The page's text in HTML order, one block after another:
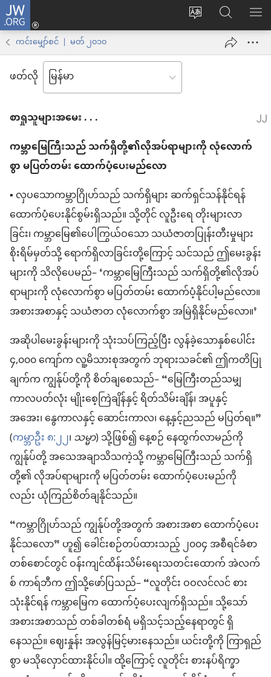
JW.ORG
ဝ
ပြောင်း
ပါ
Log
in
အသစ်
ဖွ
ပါ
JW.ORG
ရှာ
ကင်းမျှော်စင် | မတ် ၂၀၁၀
ဖတ်လို
စာရှုသူများအမေး . . .
ကမ္ဘာမြေကြီးသည် သက်ရှိတို့၏လိုအပ်ရာများကို လုံလောက်
စွာ မပြတ်တမ်း ထောက်ပံ့ပေးမည်လော
▪ လှပသောကမ္ဘာဂြိုဟ်သည် သက်ရှိများ ဆက်ရှင်သန်နိုင်ရန်
ထောက်ပံ့ပေးနိုင်စွမ်းရှိသည်။ သို့တိုင် လူဦးရေ တိုးများလာ
ခြင်း၊ ကမ္ဘာမြေ၏ပေါကြွယ်ဝသော သယံဇာတပြုန်းတီးမှုများ
စိုးရိမ်မှတ်သို့ ရောက်ရှိလာခြင်းတို့ကြောင့် သင်သည် ဤမေးခွန်း
များကို သိလိုပေမည်– ‘ကမ္ဘာမြေကြီးသည် သက်ရှိတို့၏လိုအပ်
ရာများကို လုံလောက်စွာ မပြတ်တမ်း ထောက်ပံ့နိုင်ပါ့မည်လော။
အစားအစာနှင့် သယံဇာတ လုံလောက်စွာ အမြဲရှိနိုင်မည်လော။’
အဆိုပါမေးခွန်းများကို သုံးသပ်ကြည့်ပြီး လွန်ခဲ့သောနှစ်ပေါင်း
၄,၀၀၀ ကျော်က လူ့မိသားစုအတွက် ဘုရားသခင်၏ ဤကတိပြု
ချက်က ကျွန်ုပ်တို့ကို စိတ်ချစေသည်– “မြေကြီးတည်သမျှ
ကာလပတ်လုံး မျိုးစေ့ကြဲချိန်နှင့် ရိတ်သိမ်းချိန်၊ အပူနှင့်
အအေး၊ နွေကာလနှင့် ဆောင်းကာလ၊ နေ့နှင့်ညသည် မပြတ်ရ။”
(ကမ္ဘာဦး ၈:၂၂၊သမ္မာ) သို့ဖြစ်၍ နေ့စဉ် နေထွက်လာမည်ကို
ကျွန်ုပ်တို့ အသေအချာသိသကဲ့သို့ ကမ္ဘာမြေကြီးသည် သက်ရှိ
တို့၏ လိုအပ်ရာများကို မပြတ်တမ်း ထောက်ပံ့ပေးမည်ကို
လည်း ယုံကြည်စိတ်ချနိုင်သည်။
“ကမ္ဘာဂြိုဟ်သည် ကျွန်ုပ်တို့အတွက် အစားအစာ ထောက်ပံ့ပေး
နိုင်သလော” ဟူ၍ ခေါင်းစဉ်တပ်ထားသည့် ၂၀၀၄ အစီရင်ခံစာ
တစ်စောင်တွင် ဝန်းကျင်ထိန်းသိမ်းရေးသတင်းထောက် အဲလက်
စ် ကာရ်ဘီက ဤသို့ဖော်ပြသည်– “လူတိုင်း ဝဝလင်လင် စား
သုံးနိုင်ရန် ကမ္ဘာမြေက ထောက်ပံ့ပေးလျက်ရှိသည်။ သို့သော်
အစားအစာသည် တစ်ခါတစ်ရံ မရှိသင့်သည့်နေရာတွင် ရှိ
နေသည်။ ဈေးနှုန်း အလွန်မြင့်မားနေသည်။ ယင်းတို့ကို ကြာရှည်
စွာ မသိုလှောင်ထားနိုင်ပါ။ ထို့ကြောင့် လူတိုင်း စားနပ်ရိက္ခာ